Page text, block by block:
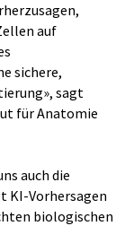
auf
sichere,
sagt
für Anatomie
auch die
KI-Vorhersagen
biologischen